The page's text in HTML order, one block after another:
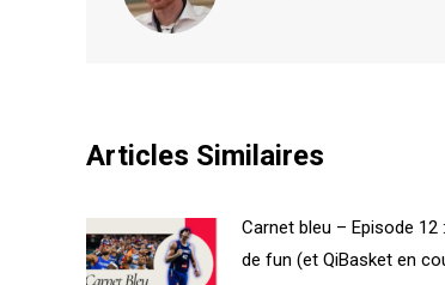
Articles Similaires
Carnet bleu – Episode 12
de fun (et QiBasket en